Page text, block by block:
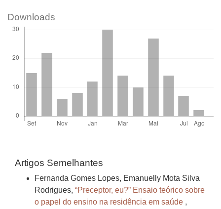
Downloads
Artigos Semelhantes
Fernanda Gomes Lopes, Emanuelly Mota Silva
Rodrigues, “Preceptor, eu?” Ensaio teórico sobre
o papel do ensino na residência em saúde ,